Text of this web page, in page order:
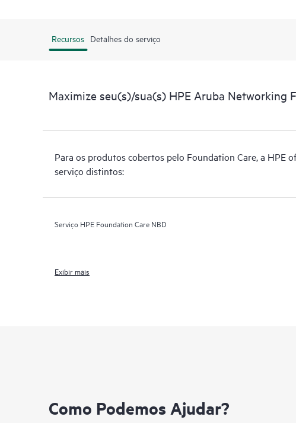
Recursos Detalhes do serviço
Maximize seu(s)/sua(s) HPE Aruba Networking
Para os produtos cobertos pelo Foundation Care, a HPE
serviço distintos:
Serviço HPE Foundation Care NBD
Exibir mais
Como Podemos Ajudar?